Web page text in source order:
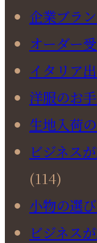
企業ブラ
オーダー
イタリア
洋服のお
生地入荷
ビジネス
(114)
小物の選
ビジネス